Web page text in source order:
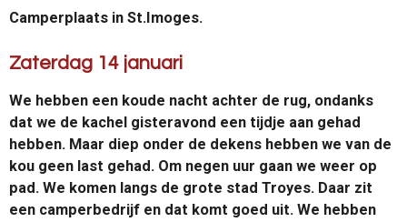
Camperplaats in St.Imoges.
Zaterdag 14 januari
We hebben een koude nacht achter de rug, ondanks
dat we de kachel gisteravond een tijdje aan gehad
hebben. Maar diep onder de dekens hebben we van de
kou geen last gehad. Om negen uur gaan we weer op
pad. We komen langs de grote stad Troyes. Daar zit
een camperbedrijf en dat komt goed uit. We hebben